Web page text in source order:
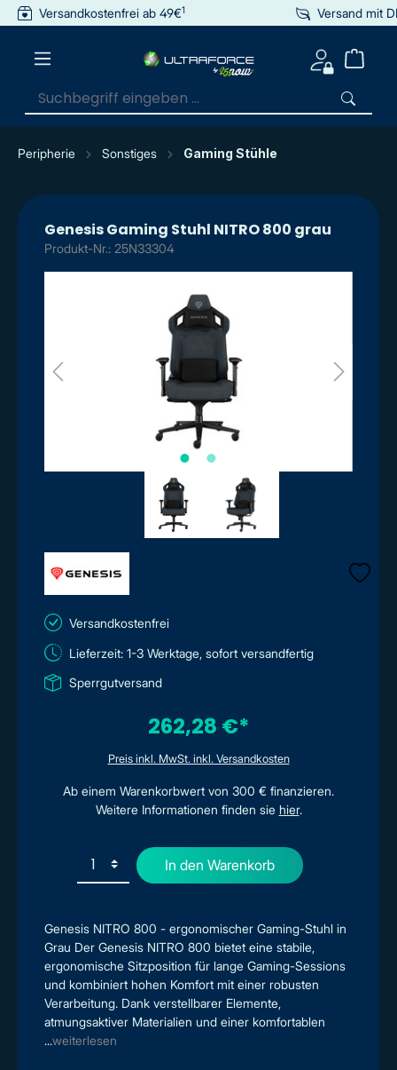
springen
Versandkostenfrei ab 49€1 Versand mit
Peripherie Sonstiges Gaming Stühle
Genesis Gaming Stuhl NITRO 800 grau
Produkt-Nr.: 25N33304
Genesis NITRO 800 - ergonomischer Gaming-Stuhl in
Grau Der Genesis NITRO 800 bietet eine stabile,
ergonomische Sitzposition für lange Gaming-Sessions
und kombiniert hohen Komfort mit einer robusten
Verarbeitung. Dank verstellbarer Elemente,
atmungsaktiver Materialien und einer komfortablen
...weiterlesen
Versandkostenfrei
Lieferzeit: 1-3 Werktage, sofort versandfertig
Sperrgutversand
262,28 €*
Preis inkl. MwSt. inkl. Versandkosten
Ab einem Warenkorbwert von 300 € finanzieren.
Weitere Informationen finden sie hier.
In den Warenkorb